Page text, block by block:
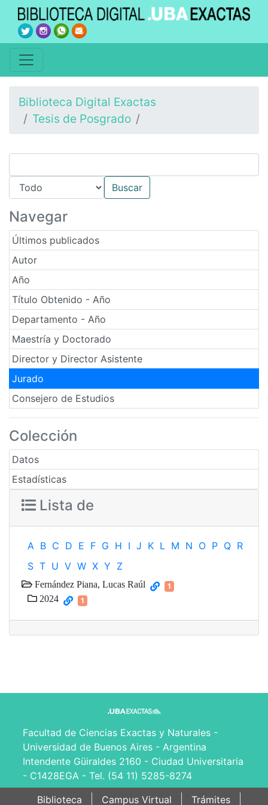
Biblioteca Digital Exactas
Tesis de Posgrado
Navegar
Últimos publicados
Autor
Año
Título Obtenido - Año
Departamento - Año
Maestría y Doctorado
Director y Director Asistente
Jurado
Consejero de Estudios
Colección
Datos
Estadísticas
Lista de
A B C D E F G H I J K L M N O P Q R
S T U V W X Y Z
Fernández Piana, Lucas Raúl 1
2024 1
Facultad de Ciencias Exactas y Naturales -
Universidad de Buenos Aires - Argentina
Intendente Güiraldes 2160 - Ciudad Universitaria
- C1428EGA - Tel. (54 11) 5285-8274
Biblioteca
Campus Virtual Trámites